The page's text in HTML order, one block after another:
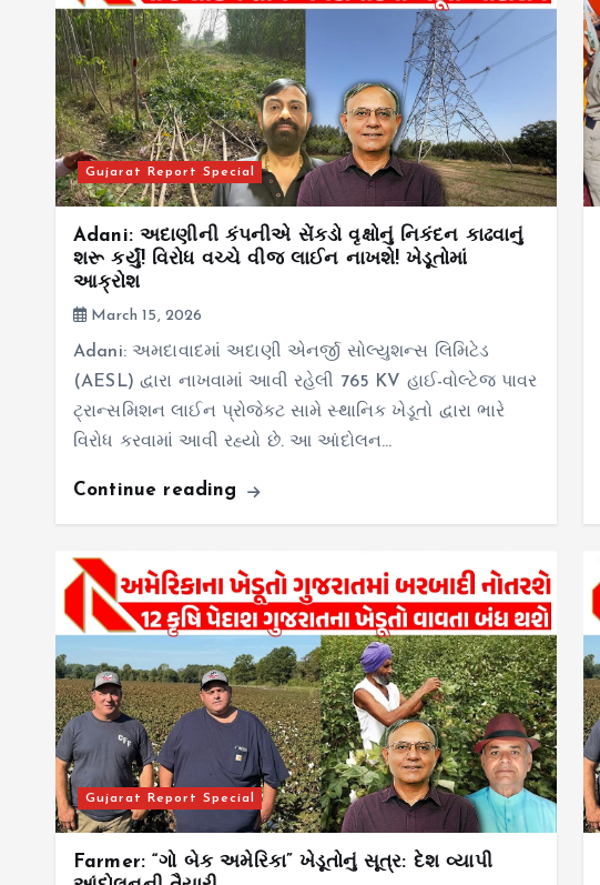
Gujarat Report Special
Adani: અદાણીની કંપનીએ સેંકડો વૃક્ષોનું નિકંદન કાઢવાનું
શરૂ કર્યું! વિરોધ વચ્ચે વીજ લાઈન નાખશે! ખેડૂતોમાં
આક્રોશ
March 15, 2026
Adani: અમદાવાદમાં અદાણી એનર્જી સોલ્યુશન્સ લિમિટેડ
(AESL) દ્વારા નાખવામાં આવી રહેલી 765 KV હાઈ-વોલ્ટેજ પાવર
ટ્રાન્સમિશન લાઈન પ્રોજેક્ટ સામે સ્થાનિક ખેડૂતો દ્વારા ભારે
વિરોધ કરવામાં આવી રહ્યો છે. આ આંદોલન…
Continue reading
Gujarat Report Special
Farmer: “ગો બેક અમેરિકા” ખેડૂતોનું સૂત્ર: દેશ વ્યાપી